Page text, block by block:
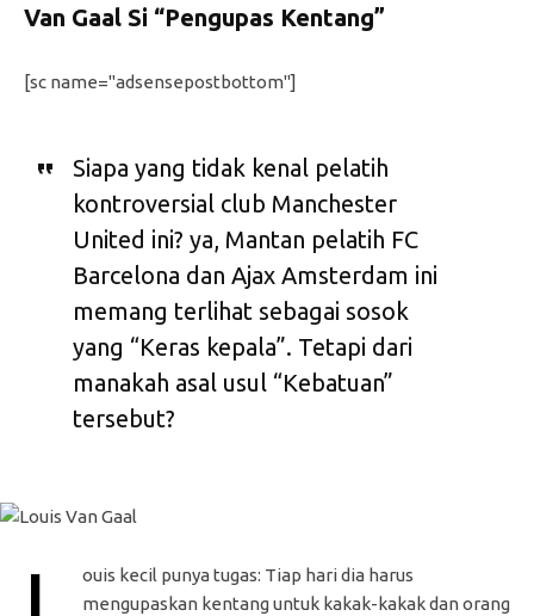
Van Gaal Si “Pengupas Kentang”
[sc name="adsensepostbottom"]
Siapa yang tidak kenal pelatih
kontroversial club Manchester
United ini? ya, Mantan pelatih FC
Barcelona dan Ajax Amsterdam ini
memang terlihat sebagai sosok
yang “Keras kepala”. Tetapi dari
manakah asal usul “Kebatuan”
tersebut?
ouis kecil punya tugas: Tiap hari dia harus
mengupaskan kentang untuk kakak-kakak dan orang